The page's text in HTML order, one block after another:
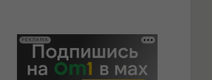
РЕКЛАМА